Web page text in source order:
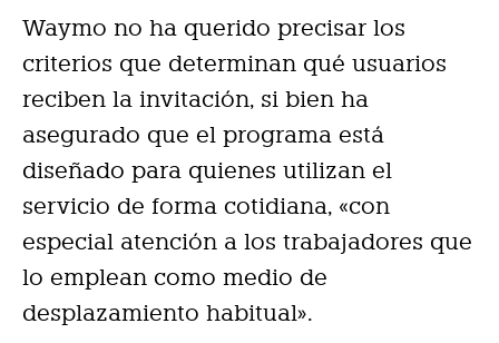
Waymo no ha querido precisar los
criterios que determinan qué usuarios
reciben la invitación, si bien ha
asegurado que el programa está
diseñado para quienes utilizan el
servicio de forma cotidiana, «con
especial atención a los trabajadores que
lo emplean como medio de
desplazamiento habitual».